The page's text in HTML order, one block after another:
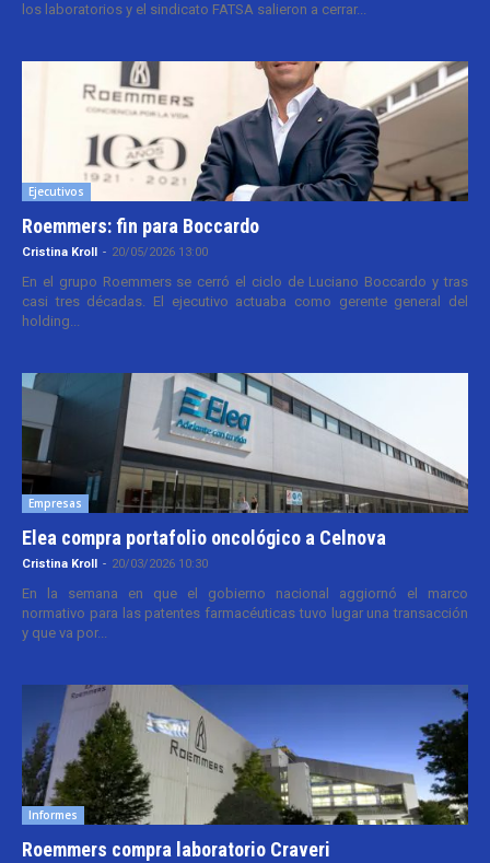
los laboratorios y el sindicato FATSA salieron a cerrar...
Ejecutivos
Roemmers: fin para Boccardo
Cristina Kroll - 20/05/2026 13:00
En el grupo Roemmers se cerró el ciclo de Luciano Boccardo y tras
casi tres décadas. El ejecutivo actuaba como gerente general del
holding...
Empresas
Elea compra portafolio oncológico a Celnova
Cristina Kroll - 20/03/2026 10:30
En la semana en que el gobierno nacional aggiornó el marco
normativo para las patentes farmacéuticas tuvo lugar una transacción
y que va por...
Informes
Roemmers compra laboratorio Craveri